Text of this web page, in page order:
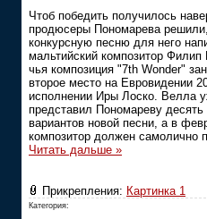
Чтоб победить получилось
продюсеры Пономарева
конкурсную песню для него
мальтийский композитор
чья композиция "7th Wonder"
второе место на Евровидении
исполнении Иры Лоско. Велла
представил Пономареву десять
вариантов новой песни, а в
композитор должен самолично
Читать дальше »
Прикрепления: Картинка 1
Категория: